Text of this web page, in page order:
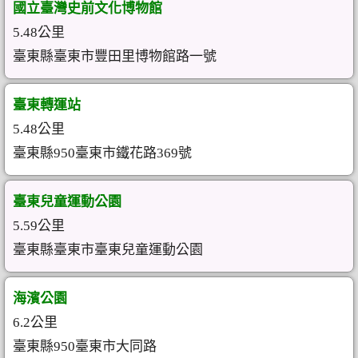
國立臺灣史前文化博物館
5.48公里
臺東縣臺東市豐田里博物館路一號
臺東轉運站
5.48公里
臺東縣950臺東市鐵花路369號
臺東兒童運動公園
5.59公里
臺東縣臺東市臺東兒童運動公園
海濱公園
6.2公里
臺東縣950臺東市大同路